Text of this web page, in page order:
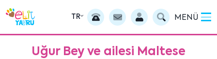
TR MENÜ
Uğur Bey ve ailesi Maltese